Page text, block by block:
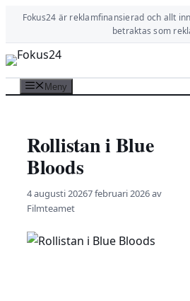
Hoppa
innehåll
Fokus24 är reklamfinansierad och allt
betraktas som
Meny
Rollistan i Blue
Bloods
4 augusti 20267 februari 2026av
Filmteamet